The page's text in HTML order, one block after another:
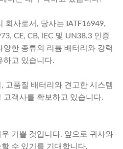
회사로서, 당사는 IATF16949,
CE, CB, IEC 및 UN38.3 인증
한 종류의 리튬 배터리와 강력
하고 있습니다.
고품질 배터리와 견고한 시스템
고객사를 확보하고 있습니다.
기쁠 것입니다. 앞으로 귀사와
수 있기를 기대합니다.